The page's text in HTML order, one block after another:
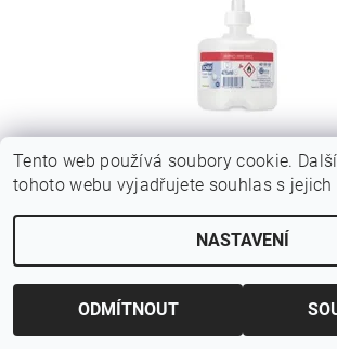
TORK ČISTIČ WC SEDÁTEK S2 ČIRÝ
420302
Tento web používá soubory cookie.
tohoto webu vyjadřujete souhlas s
NASTAVENÍ
ODMÍTNOUT